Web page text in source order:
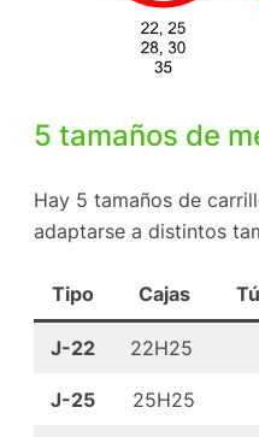
5 tamaños de
Hay 5 tamaños de
adaptarse a distintos
Tipo Cajas
J-22 22H25
J-25 25H25